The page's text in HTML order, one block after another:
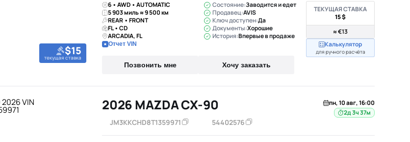
$15
текущая ставка
6 • AWD • AUTOMATIC
5 903 миль ≈ 9 500 км
REAR • FRONT
FL • CD
ARCADIA, FL
Отчет VIN
Состояние:Заводится и едет
Продавец:AVIS
Ключ доступен:Да
Документы:Хорошие
История:Впервые в продаже
Позвонить мне Хочу заказать
ТЕКУЩАЯ СТАВКА
15 $
≈ €13
Калькулятор
для ручного расчёта
2026 MAZDA CX-90
JM3KKCHD8T1359971 54402576
пн, 10 авг, 16:00
2д 3ч 37м